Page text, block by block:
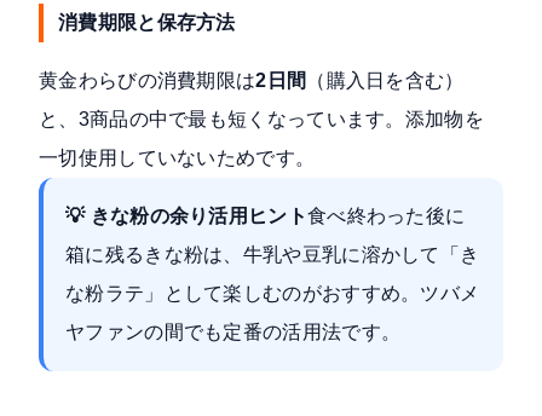
消費期限と保存方法
黄金わらびの消費期限は2日間
（購入日を含む）
と、3商品の中で最も短くなっています。添加物を
一切使用していないためです。
💡 きな粉の余り活用ヒント食べ終わった後に
箱に残るきな粉は、牛乳や豆乳に溶かして「き
な粉ラテ」として楽しむのがおすすめ。ツバメ
ヤファンの間でも定番の活用法です。